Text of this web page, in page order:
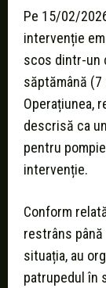
Pe 15/02/
intervenție
scos dintr-un
săptămână
Operațiunea,
descrisă ca
pentru
intervenție.
Conform
restrâns
situația, au
patrupedul în